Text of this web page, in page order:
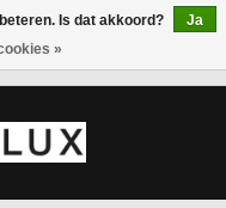
Is dat akkoord?
Ja
»